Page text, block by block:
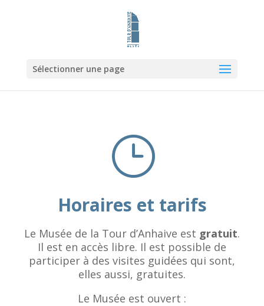
Sélectionner une page
}
Horaires et tarifs
Le Musée de la Tour d’Anhaive est gratuit.
Il est en accès libre. Il est possible de
participer à des visites guidées qui sont,
elles aussi, gratuites.
Le Musée est ouvert :